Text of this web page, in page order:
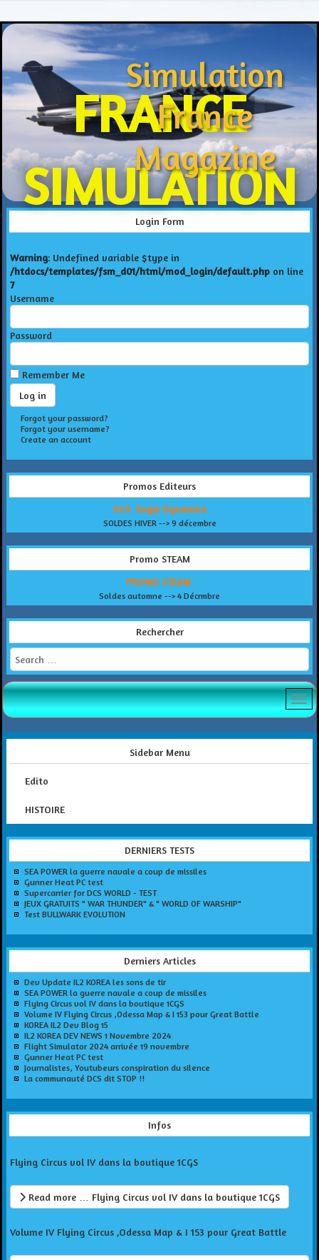
FRANCE
SIMULATION
Simulation
France
Magazine
Login Form
Warning: Undefined variable $type in
/htdocs/templates/fsm_d01/html/mod_login/default.php on line
7
Username
Password
Remember Me
Forgot your password?
Forgot your username?
Create an account
Promos Editeurs
DCS Eagle Dynamics
SOLDES HIVER --> 9 décembre
Promo STEAM
PROMO STEAM
Soldes automne --> 4 Décrmbre
Rechercher
Search
Sidebar Menu
Edito
HISTOIRE
DERNIERS TESTS
SEA POWER la guerre navale a coup de missiles
Gunner Heat PC test
Supercarrier for DCS WORLD - TEST
JEUX GRATUITS " WAR THUNDER" & " WORLD OF WARSHIP"
Test BULLWARK EVOLUTION
Derniers Articles
Dev Update IL2 KOREA les sons de tir
SEA POWER la guerre navale a coup de missiles
Flying Circus vol IV dans la boutique 1CGS
Volume IV Flying Circus ,Odessa Map & I 153 pour Great Battle
KOREA IL2 Dev Blog 15
IL2 KOREA DEV NEWS 1 Novembre 2024
Flight Simulator 2024 arrivée 19 novembre
Gunner Heat PC test
Journalistes, Youtubeurs conspiration du silence
La communauté DCS dit STOP !!
Infos
Flying Circus vol IV dans la boutique 1CGS
Read more … Flying Circus vol IV dans la boutique 1CGS
Volume IV Flying Circus ,Odessa Map & I 153 pour Great Battle